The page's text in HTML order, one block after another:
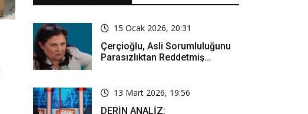
15 Ocak 2026, 20:31
Çerçioğlu, Asli Sorumluluğunu
Parasızlıktan Reddetmiş…
13 Mart 2026, 19:56
DERİN ANALİZ: